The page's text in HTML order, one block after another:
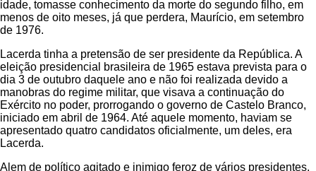
idade, tomasse conhecimento da morte do segundo filho, em
menos de oito meses, já que perdera, Maurício, em setembro
de 1976.
Lacerda tinha a pretensão de ser presidente da República. A
eleição presidencial brasileira de 1965 estava prevista para o
dia 3 de outubro daquele ano e não foi realizada devido a
manobras do regime militar, que visava a continuação do
Exército no poder, prorrogando o governo de Castelo Branco,
iniciado em abril de 1964. Até aquele momento, haviam se
apresentado quatro candidatos oficialmente, um deles, era
Lacerda.
Alem de político agitado e inimigo feroz de vários presidentes,